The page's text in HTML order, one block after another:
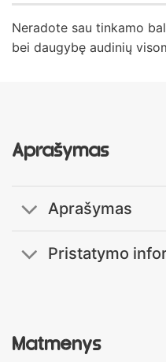
Neradote sau tinkamo
bei daugybę audinių
Matmenys
Aprašymas
Aprašymas
Pristatymo